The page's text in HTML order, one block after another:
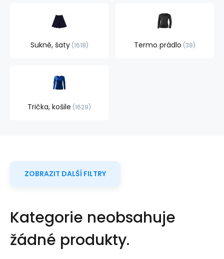
Sukně, šaty 1618 Termo prádlo 38
Trička, košile 1629
ZOBRAZIT DALŠÍ FILTRY
Kategorie neobsahuje
žádné produkty.